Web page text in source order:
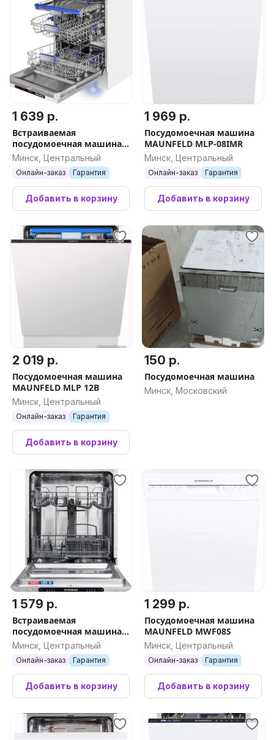
1 639 р.
Встраиваемая
посудомоечная машина
MAUNFELD MLP-123D Light
Минск, Центральный
Онлайн-заказ Гарантия
Добавить в корзину
1 969 р.
Посудомоечная машина
MAUNFELD MLP-08IMR
Минск, Центральный
Онлайн-заказ Гарантия
Добавить в корзину
2 019 р.
Посудомоечная машина
MAUNFELD MLP 12B
Минск, Центральный
Онлайн-заказ Гарантия
Добавить в корзину
150 р.
Посудомоечная машина
Минск, Московский
1 579 р.
Встраиваемая
посудомоечная машина
MAUNFELD MLP6242G02
Light Beam
Минск, Центральный
Онлайн-заказ Гарантия
Добавить в корзину
1 299 р.
Посудомоечная машина
MAUNFELD MWF08S
Минск, Центральный
Онлайн-заказ Гарантия
Добавить в корзину